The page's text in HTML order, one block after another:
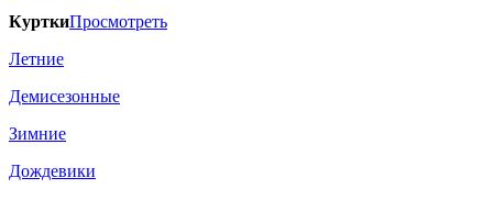
КурткиПросмотреть
Летние
Демисезонные
Зимние
Дождевики